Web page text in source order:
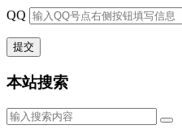
QQ
本站搜索